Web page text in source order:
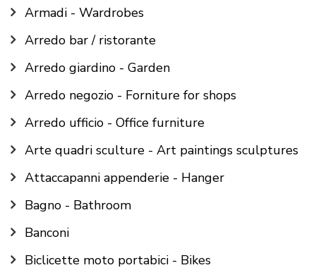
Armadi - Wardrobes
Arredo bar / ristorante
Arredo giardino - Garden
Arredo negozio - Forniture for shops
Arredo ufficio - Office furniture
Arte quadri sculture - Art paintings sculptures
Attaccapanni appenderie - Hanger
Bagno - Bathroom
Banconi
Biclicette moto portabici - Bikes